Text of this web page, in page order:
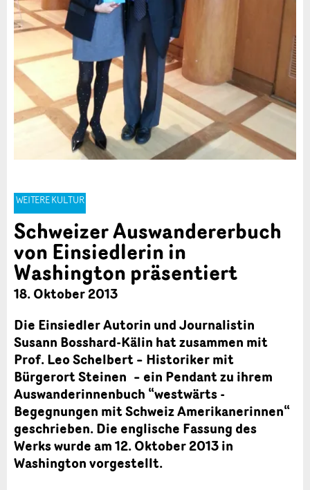
WEITERE KULTUR
Schweizer Auswandererbuch
von Einsiedlerin in
Washington präsentiert
18. Oktober 2013
Die Einsiedler Autorin und Journalistin
Susann Bosshard-Kälin hat zusammen mit
Prof. Leo Schelbert – Historiker mit
Bürgerort Steinen – ein Pendant zu ihrem
Auswanderinnenbuch “westwärts -
Begegnungen mit Schweiz Amerikanerinnen“
geschrieben. Die englische Fassung des
Werks wurde am 12. Oktober 2013 in
Washington vorgestellt.